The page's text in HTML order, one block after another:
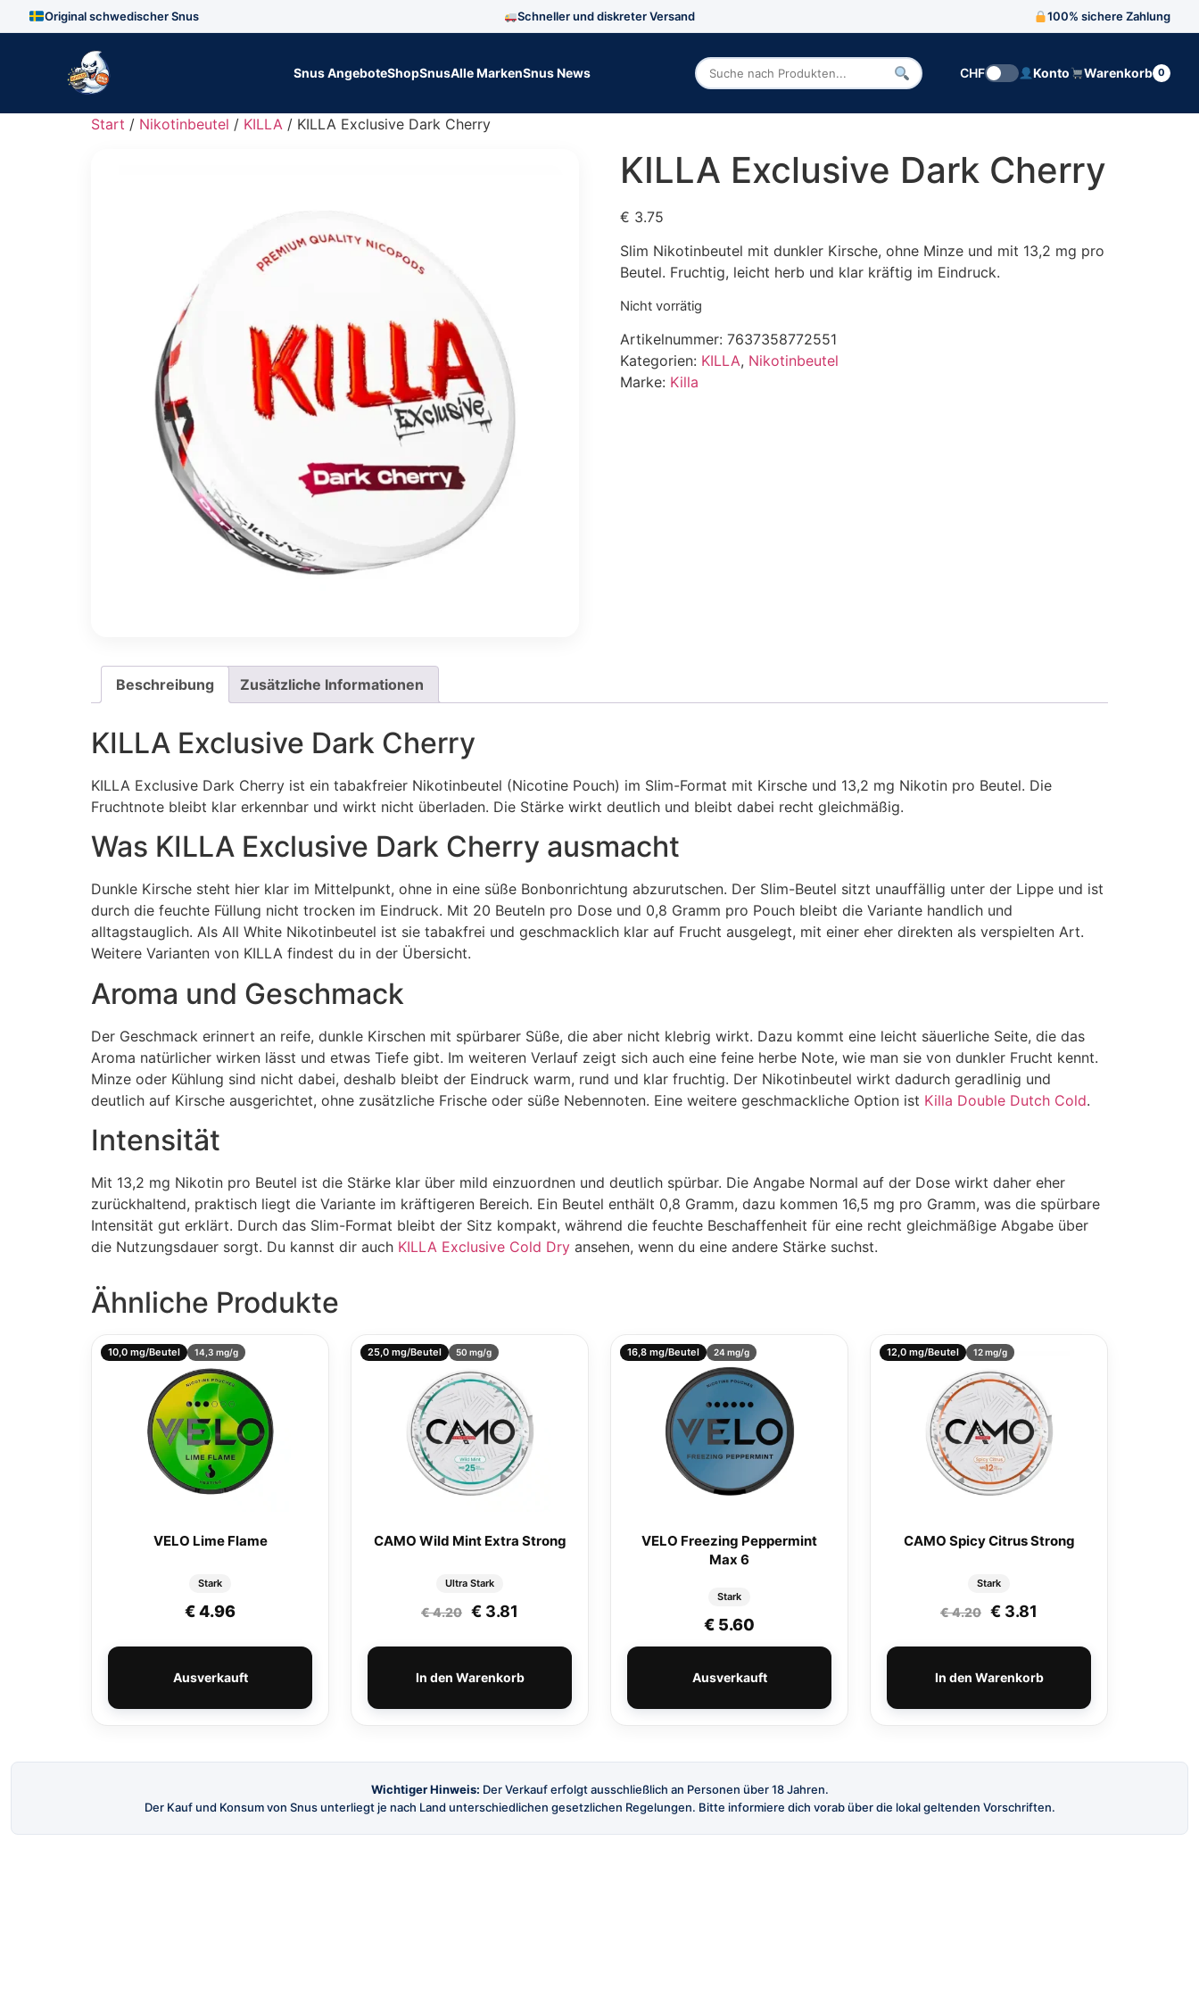
Original schwedischer Snus Schneller und diskreter Versand 100% sichere Zahlung
Snus AngeboteShopSnusAlle MarkenSnus News Zoek producten CHF Konto Warenkorb 0
Start / Nikotinbeutel / KILLA / KILLA Exclusive Dark Cherry
KILLA Exclusive Dark Cherry
€ 3.75
Slim Nikotinbeutel mit dunkler Kirsche, ohne Minze und mit 13,2 mg pro
Beutel. Fruchtig, leicht herb und klar kräftig im Eindruck.
Nicht vorrätig
Artikelnummer: 7637358772551
Kategorien: KILLA, Nikotinbeutel
Marke: Killa
Beschreibung Zusätzliche Informationen
KILLA Exclusive Dark Cherry
KILLA Exclusive Dark Cherry ist ein tabakfreier Nikotinbeutel (Nicotine Pouch) im Slim-Format mit Kirsche und 13,2 mg Nikotin pro Beutel. Die
Fruchtnote bleibt klar erkennbar und wirkt nicht überladen. Die Stärke wirkt deutlich und bleibt dabei recht gleichmäßig.
Was KILLA Exclusive Dark Cherry ausmacht
Dunkle Kirsche steht hier klar im Mittelpunkt, ohne in eine süße Bonbonrichtung abzurutschen. Der Slim-Beutel sitzt unauffällig unter der Lippe und ist
durch die feuchte Füllung nicht trocken im Eindruck. Mit 20 Beuteln pro Dose und 0,8 Gramm pro Pouch bleibt die Variante handlich und
alltagstauglich. Als All White Nikotinbeutel ist sie tabakfrei und geschmacklich klar auf Frucht ausgelegt, mit einer eher direkten als verspielten Art.
Weitere Varianten von KILLA findest du in der Übersicht.
Aroma und Geschmack
Der Geschmack erinnert an reife, dunkle Kirschen mit spürbarer Süße, die aber nicht klebrig wirkt. Dazu kommt eine leicht säuerliche Seite, die das
Aroma natürlicher wirken lässt und etwas Tiefe gibt. Im weiteren Verlauf zeigt sich auch eine feine herbe Note, wie man sie von dunkler Frucht kennt.
Minze oder Kühlung sind nicht dabei, deshalb bleibt der Eindruck warm, rund und klar fruchtig. Der Nikotinbeutel wirkt dadurch geradlinig und
deutlich auf Kirsche ausgerichtet, ohne zusätzliche Frische oder süße Nebennoten. Eine weitere geschmackliche Option ist Killa Double Dutch Cold.
Intensität
Mit 13,2 mg Nikotin pro Beutel ist die Stärke klar über mild einzuordnen und deutlich spürbar. Die Angabe Normal auf der Dose wirkt daher eher
zurückhaltend, praktisch liegt die Variante im kräftigeren Bereich. Ein Beutel enthält 0,8 Gramm, dazu kommen 16,5 mg pro Gramm, was die spürbare
Intensität gut erklärt. Durch das Slim-Format bleibt der Sitz kompakt, während die feuchte Beschaffenheit für eine recht gleichmäßige Abgabe über
die Nutzungsdauer sorgt. Du kannst dir auch KILLA Exclusive Cold Dry ansehen, wenn du eine andere Stärke suchst.
Ähnliche Produkte
10,0 mg/Beutel 14,3 mg/g
VELO Lime Flame
Stark
€4.96
Ausverkauft
25,0 mg/Beutel 50 mg/g
CAMO Wild Mint Extra Strong
Ultra Stark
€4.20 Ursprünglicher Preis war: € 4.20
€ 3.81
In den Warenkorb
16,8 mg/Beutel 24 mg/g
VELO Freezing Peppermint
Max 6
Stark
€ 5.60
Ausverkauft
12,0 mg/Beutel 12 mg/g
CAMO Spicy Citrus Strong
Stark
€4.20 Ursprünglicher Preis war:
€ 3.81
In den Warenkorb
Wichtiger Hinweis: Der Verkauf erfolgt ausschließlich an Personen über 18 Jahren.
Der Kauf und Konsum von Snus unterliegt je nach Land unterschiedlichen gesetzlichen Regelungen. Bitte informiere dich vorab über die lokal geltenden Vorschriften.